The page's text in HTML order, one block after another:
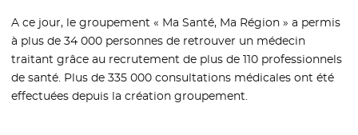
A ce jour, le groupement « Ma Santé, Ma Région » a permis
à plus de 34 000 personnes de retrouver un médecin
traitant grâce au recrutement de plus de 110 professionnels
de santé. Plus de 335 000 consultations médicales ont été
effectuées depuis la création groupement.